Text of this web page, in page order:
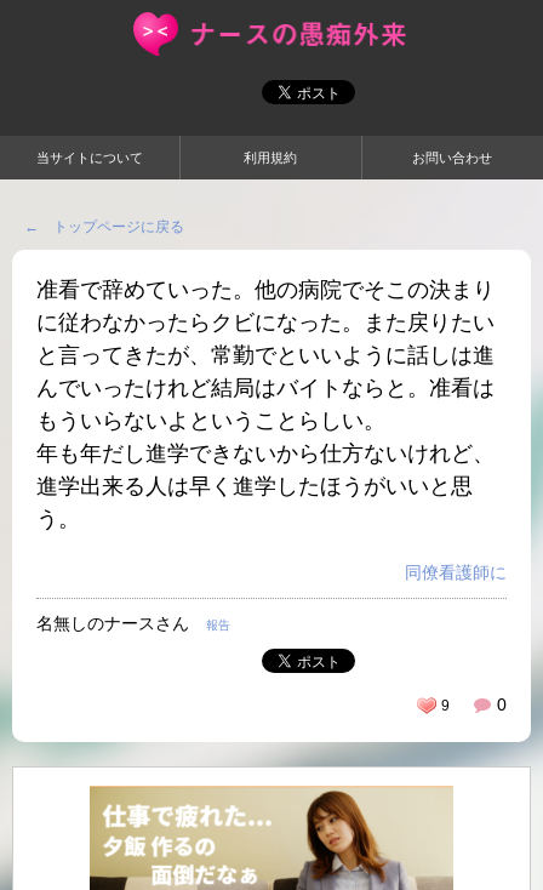
当サイトについて 利用規約 お問い合わせ
← トップページに戻る
准看で辞めていった。他の病院でそこの決まり
に従わなかったらクビになった。また戻りたい
と言ってきたが、常勤でといいように話しは進
んでいったけれど結局はバイトならと。准看は
もういらないよということらしい。
年も年だし進学できないから仕方ないけれど、
進学出来る人は早く進学したほうがいいと思
う。
同僚看護師に
名無しのナースさん 報告
0
9